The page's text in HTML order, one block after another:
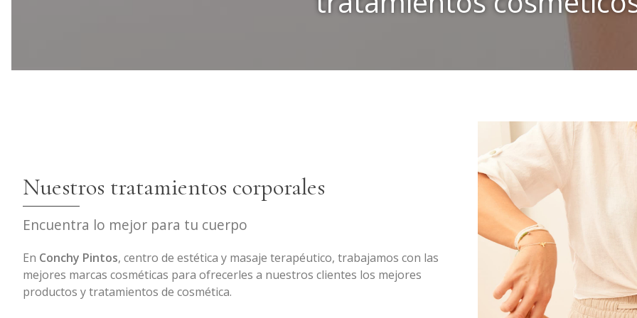
Nuestros tratamientos corporales
Encuentra lo mejor para tu cuerpo
En Conchy Pintos, centro de estética y masaje terapéutico, trabajamos con las
mejores marcas cosméticas para ofrecerles a nuestros clientes los mejores
productos y tratamientos de cosmética.